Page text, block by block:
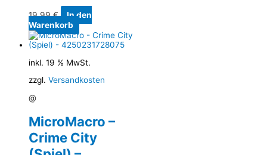
19,99€
In den
Warenkorb
inkl. 19 % MwSt.
zzgl. Versandkosten
@
MicroMacro –
Crime City